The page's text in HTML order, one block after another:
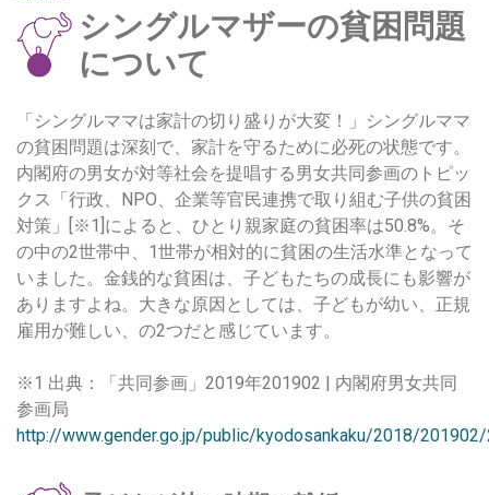
シングルマザーの貧困問題
について
「シングルママは家計の切り盛りが大変！」シングルママ
の貧困問題は深刻で、家計を守るために必死の状態です。
内閣府の男女が対等社会を提唱する男女共同参画のトピッ
クス「行政、NPO、企業等官民連携で取り組む子供の貧困
対策」[※1]によると、ひとり親家庭の貧困率は50.8%。そ
の中の2世帯中、1世帯が相対的に貧困の生活水準となって
いました。金銭的な貧困は、子どもたちの成長にも影響が
ありますよね。大きな原因としては、子どもが幼い、正規
雇用が難しい、の2つだと感じています。
※1 出典：「共同参画」2019年201902 | 内閣府男女共同
参画局
http://www.gender.go.jp/public/kyodosankaku/2018/